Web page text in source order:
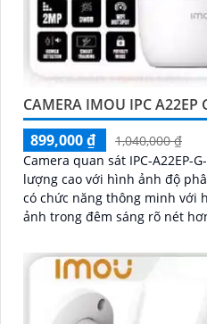
CAMERA IMOU IPC A22EP
899,000 ₫
1,040,000 ₫
Camera quan sát IPC-A22EP-
lượng cao với hình ảnh độ phân giải
có chức năng thông minh với
ảnh trong đêm sáng rõ nét